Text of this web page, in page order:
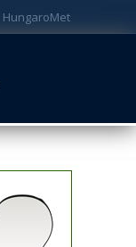
HungaroMet